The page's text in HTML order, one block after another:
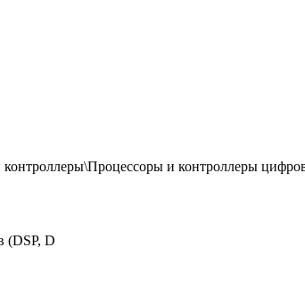
и контроллеры
(DSP, D